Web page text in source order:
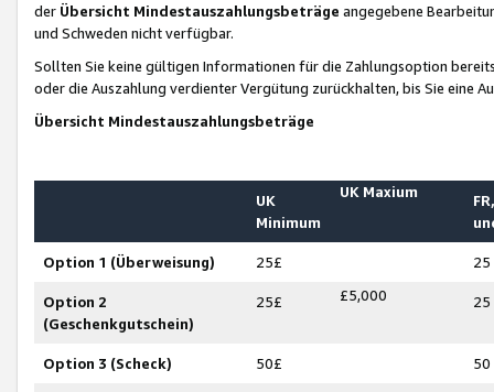
der Übersicht Mindestauszahlungsbeträge angegebene
und Schweden nicht verfügbar.
Sollten Sie keine gültigen Informationen für die Zahlungsoption
oder die Auszahlung verdienter Vergütung zurückhalten, bis Sie
Übersicht Mindestauszahlungsbeträge
UK
Minimum
UK Maxium
Option 1 (Überweisung) 25£ 25
Option 2
(Geschenkgutschein)
25£ £5,000 25
Option 3 (Scheck) 50£ 50